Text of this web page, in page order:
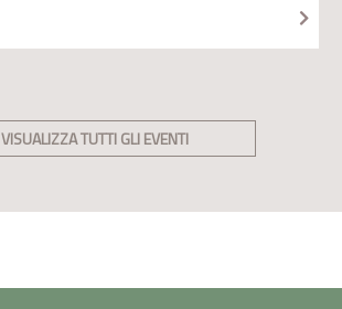
VISUALIZZA TUTTI GLI EVENTI